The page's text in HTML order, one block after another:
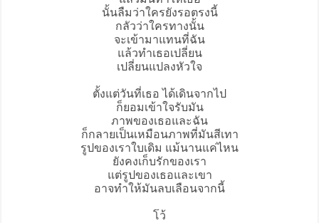
นั้นลืมว่าใครยังรอตรงนี้
กลัวว่าใครทางนั้น
จะเข้ามาแทนที่ฉัน
แล้วทำเธอเปลี่ยน
เปลี่ยนแปลงหัวใจ
ตั้งแต่วันที่เธอ ได้เดินจากไป
ก็ยอมเข้าใจรับมัน
ภาพของเธอและฉัน
ก็กลายเป็นเหมือนภาพที่มันสีเทา
รูปของเราใบเดิม แม้นานแค่ไหน
ยังคงเก็บรักของเรา
แต่รูปของเธอและเขา
อาจทำให้มันลบเลือนจากนี้
โว้